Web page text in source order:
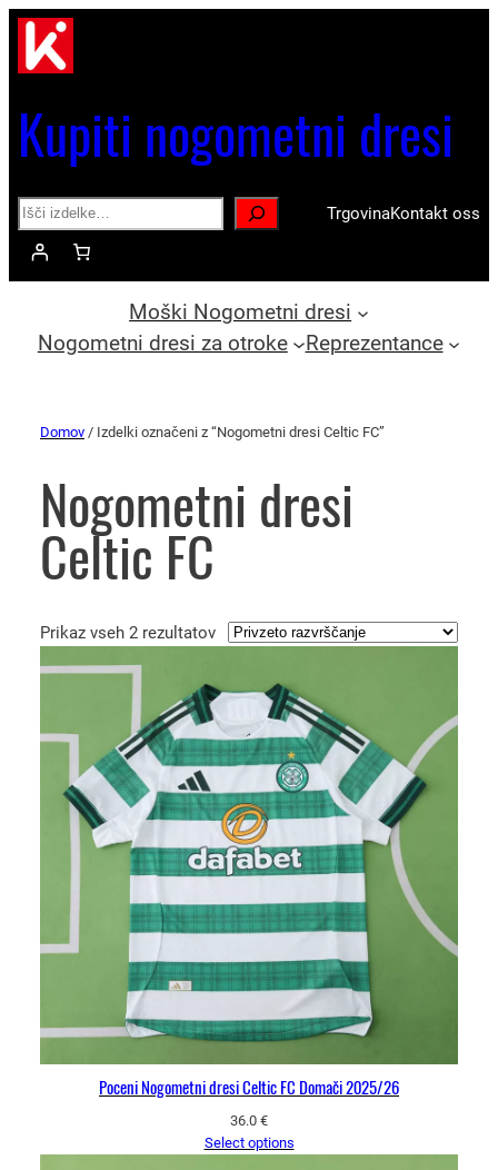
Kupiti nogometni dresi
Search TrgovinaKontakt oss
Moški Nogometni dresi
Nogometni dresi za otroke
Reprezentance
Domov / Izdelki označeni z “Nogometni dresi Celtic FC”
Nogometni dresi
Celtic FC
Prikaz vseh 2 rezultatov
Poceni Nogometni dresi Celtic FC Domači 2025/26
36.0 €
Select options